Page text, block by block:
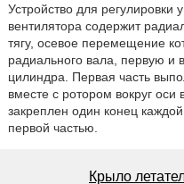
Устройство для регулировки
вентилятора содержит
тягу, осевое перемещение
радиального вала, первую и
цилиндра. Первая часть
вместе с ротором вокруг
закреплен один конец
первой частью.
Крыло